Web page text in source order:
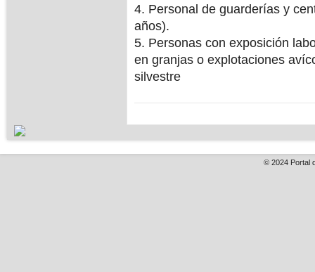
4. Personal de guarderías y
años).
5. Personas con exposición
en granjas o explotaciones
silvestre
© 2024 Portal